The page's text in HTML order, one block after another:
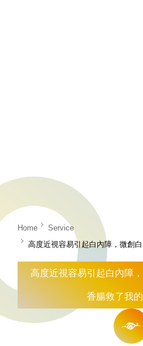
Home
Service
高度近視容易引起白內障，微創
高度近視容易引起白內障
香腸救了我